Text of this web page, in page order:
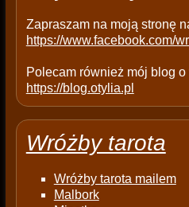
Zapraszam na moją stronę
https://www.facebook.com/
Polecam również mój blog
https://blog.otylia.pl
Wróżby tarota
Wróżby tarota mailem
Malbork